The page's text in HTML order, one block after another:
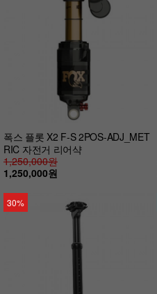
폭스 플롯 X2 F-S 2POS-ADJ_MET
RIC 자전거 리어샥
1,250,000원
1,250,000원
30%